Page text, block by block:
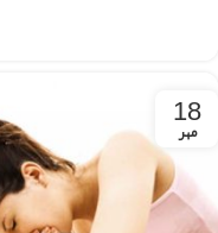
18
مهر